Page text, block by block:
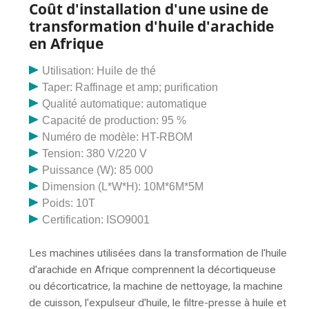
solvants les plus utilisés pour extraire les
cannabinoïdes et les terpènes du chanvre et du
cannabis. Le processus d'extraction au CO 2 utilise du
dioxyde de carbone CO 2 sous pression comme
solvant pour extraire le CBD, le THC, les terpènes et
d'autres cannabinoïdes mineurs du cannabis.
Products. Cela possède d’excellentes propriétés
antivirales. Il renforce le système immunitaire de votre
corps et le protège des virus infectés. Spécifications
de l’huile Davana : numéro CAS. L'expulseur d'huile de
coprah est une presse à huile continue pour une
première pression du coprah ou la deuxième pression
du tourteau de coprah pré-pressé dans la chaîne de
production d'huile de coco pour obtenir de l'huile de
coco. Les opérations d'alimentation du coprah, de
cuisson du coprah, de pressage de l'huile et
d'évacuation des tourteaux sont réalisées
automatiquement et en continu. Le processus
d'extraction au CO 2 est également largement utilisé
pour créer de nombreux autres produits en plus de
thé ou l'extraction d'huiles essentielles. pour utilisation
dans les parfums. Distillation à la vapeur. Avec la
distillation à la vapeur, la vapeur provoque la séparation
de l’huile de CBD de la plante de chanvre. Achetez des
Coût d'installation d'une usine de
transformation d'huile d'arachide
en Afrique
Utilisation: Huile de thé
Taper: Raffinage et amp; purification
Qualité automatique: automatique
Capacité de production: 95 %
Numéro de modèle: HT-RBOM
Tension: 380 V/220 V
Puissance (W): 85 000
Dimension (L*W*H): 10M*6M*5M
Poids: 10T
Certification: ISO9001
Les machines utilisées dans la transformation de l'huile
d'arachide en Afrique comprennent la décortiqueuse
ou décorticatrice, la machine de nettoyage, la machine
de cuisson, l'expulseur d'huile, le filtre-presse à huile et